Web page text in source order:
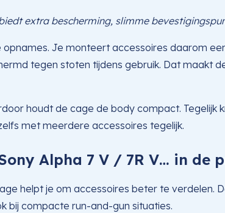
extra bescherming, slimme
Je monteert accessoires daarom
tegen stoten tijdens gebruik. Dat maakt
houdt de cage de body compact.
met meerdere accessoires tegelijk.
Alpha 7 V / 7R V… in de
helpt je om accessoires beter te
bij compacte run-and-gun situaties.